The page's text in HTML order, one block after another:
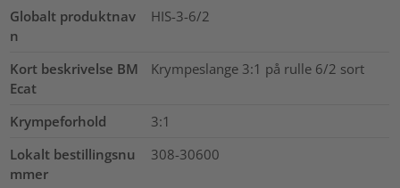
Globalt produktnav
n
HIS-3-6/2
Kort beskrivelse BM
Ecat
Krympeslange 3:1 på rulle 6/2 sort
Krympeforhold
3:1
Lokalt bestillingsnu
mmer
308-30600